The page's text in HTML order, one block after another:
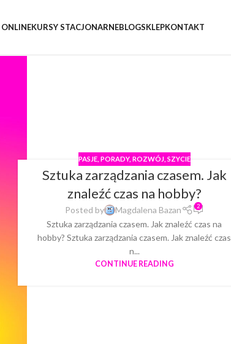
ONLINEKURSY STACJONARNEBLOGSKLEPKONTAKT
PASJE, PORADY, ROZWÓJ, SZYCIE
Sztuka zarządzania czasem. Jak
znaleźć czas na hobby?
Posted by Magdalena Bazan 2
Sztuka zarządzania czasem. Jak znaleźć czas na
hobby? Sztuka zarządzania czasem. Jak znaleźć czas
n...
CONTINUE READING